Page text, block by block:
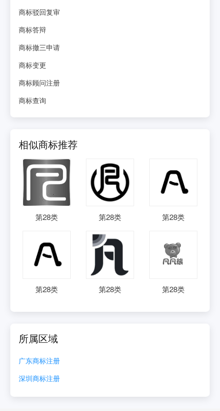
商标驳回复审
商标答辩
商标撤三申请
商标变更
商标顾问注册
商标查询
相似商标推荐
第28类 第28类 第28类
第28类 第28类 第28类
所属区域
广东商标注册
深圳商标注册